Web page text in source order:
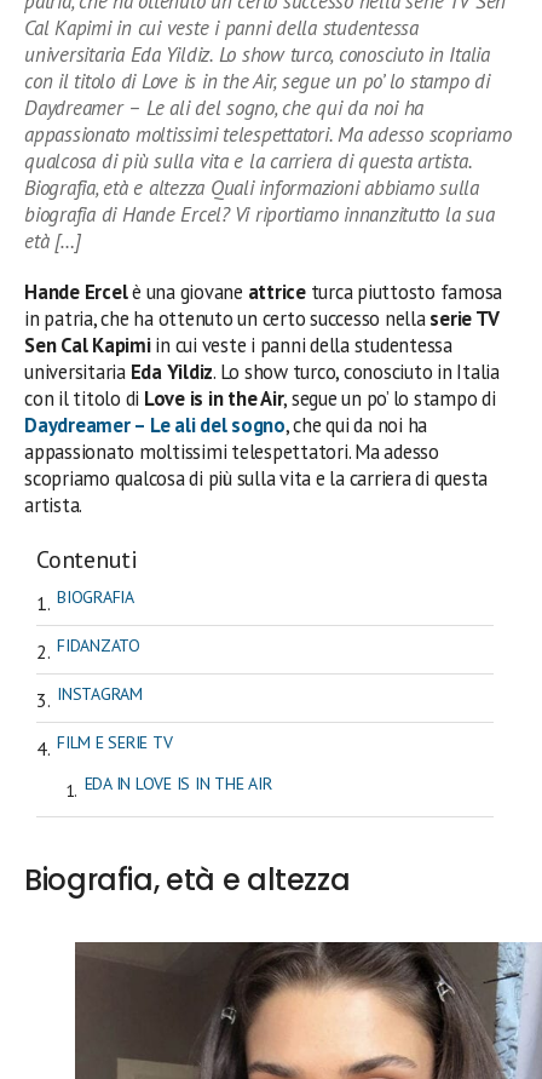
Cal Kapimi in cui veste i panni della studentessa
universitaria Eda Yildiz. Lo show turco, conosciuto in Italia
con il titolo di Love is in the Air, segue un po’ lo stampo di
Daydreamer – Le ali del sogno, che qui da noi ha
appassionato moltissimi telespettatori. Ma adesso scopriamo
qualcosa di più sulla vita e la carriera di questa artista.
Biografia, età e altezza Quali informazioni abbiamo sulla
biografia di Hande Ercel? Vi riportiamo innanzitutto la sua
età […]
Hande Ercelè una giovane attriceturca piuttosto famosa
in patria, che ha ottenuto un certo successo nellaserie TV
Sen Cal Kapimiin cui veste i panni della studentessa
universitaria Eda Yildiz. Lo show turco, conosciuto in Italia
con il titolo di Love is in the Air, segue un po’ lo stampo di
Daydreamer – Le ali del sogno, che qui da noi ha
appassionato moltissimi telespettatori. Ma adesso
scopriamo qualcosa di più sulla vita e la carriera di questa
artista.
Contenuti
BIOGRAFIA
FIDANZATO
INSTAGRAM
FILM E SERIE TV
EDA IN LOVE IS IN THE AIR
Biografia, età e altezza